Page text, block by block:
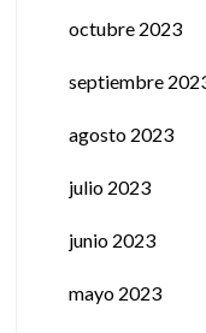
octubre 2023
septiembre
agosto 2023
julio 2023
junio 2023
mayo 2023